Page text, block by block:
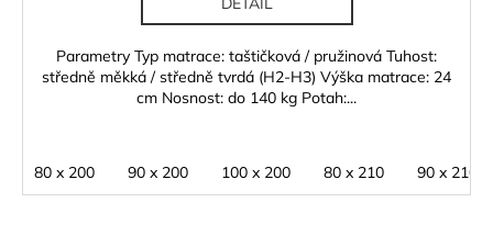
Parametry Typ matrace: taštičková / pružinová Tuhost:
středně měkká / středně tvrdá (H2-H3) Výška matrace: 24
cm Nosnost: do 140 kg Potah:...
80 x 200 90 x 200 100 x 200 80 x 210 90 x 210